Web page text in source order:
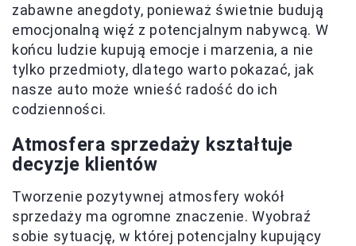
zabawne anegdoty, ponieważ świetnie budują
emocjonalną więź z potencjalnym nabywcą. W
końcu ludzie kupują emocje i marzenia, a nie
tylko przedmioty, dlatego warto pokazać, jak
nasze auto może wnieść radość do ich
codzienności.
Atmosfera sprzedaży kształtuje
decyzje klientów
Tworzenie pozytywnej atmosfery wokół
sprzedaży ma ogromne znaczenie. Wyobraź
sobie sytuację, w której potencjalny kupujący